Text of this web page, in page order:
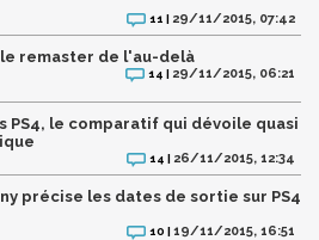
11 | 29/11/2015, 07:42
le remaster de l'au-delà
14 | 29/11/2015, 06:21
PS4, le comparatif qui dévoile quasi
14 | 26/11/2015, 12:34
précise les dates de sortie sur PS4
10 | 19/11/2015, 16:51